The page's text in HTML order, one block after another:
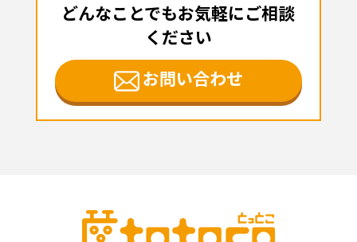
どんなことでもお気軽にご相談
ください
お問い合わせ